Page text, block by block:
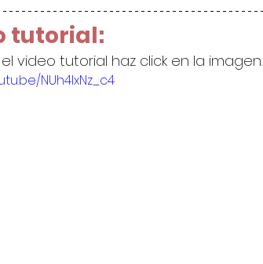
tutorial:
video tutorial haz click en la imagen.
NUh4lxNz_c4